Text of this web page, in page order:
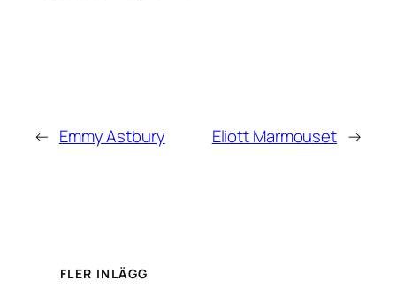
← Emmy Astbury Eliott Marmouset →
FLER INLÄGG